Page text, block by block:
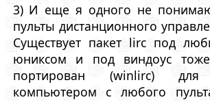
3) И еще я одного не
пульты дистанционного
Существует пакет lirc под
юниксом и под виндоус
портирован (winlirc) для
компьютером с любого